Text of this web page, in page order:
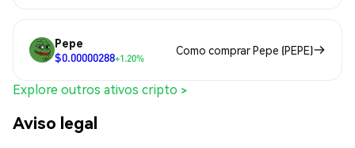
Pepe
$0.00000288+1.20%
Como comprar Pepe (PEPE)
Explore outros ativos cripto >
Aviso legal